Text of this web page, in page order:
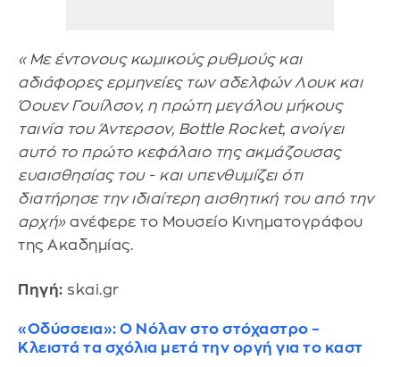
«Με έντονους κωμικούς ρυθμούς και
αδιάφορες ερμηνείες των αδελφών Λουκ και
Όουεν Γουίλσον, η πρώτη μεγάλου μήκους
ταινία του Άντερσον, Bottle Rocket, ανοίγει
αυτό το πρώτο κεφάλαιο της ακμάζουσας
ευαισθησίας του - και υπενθυμίζει ότι
διατήρησε την ιδιαίτερη αισθητική του από την
αρχή»ανέφερε το Μουσείο Κινηματογράφου
της Ακαδημίας.
Πηγή: skai.gr
«Οδύσσεια»: Ο Νόλαν στο στόχαστρο –
Κλειστά τα σχόλια μετά την οργή για το καστ